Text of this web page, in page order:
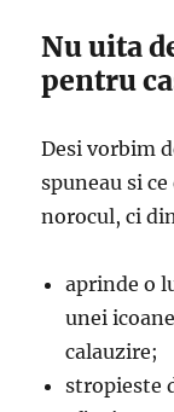
Nu uita
pentru
Desi vorbim
spuneau si
norocul, ci
aprinde o
unei
calauzire;
stropieste